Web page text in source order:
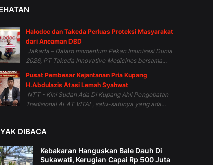
Halodoc dan Takeda Perluas Proteksi Masyarakat
dari Ancaman DBD
Jakarta – Dalam momentum Pekan Imunisasi Dunia
2026, PT Takeda Innovative Medicines bersama...
Pusat Pembesar Kejantanan Pria Kupang
H.Abdulazis Atasi Lemah Syahwat
NTT - Kini Sudah Ada Di Kupang Ahli Pengobatan
Tradisional ALAT VITAL, satu-satunya yang ada...
DIBACA
Kebakaran Hanguskan Bale Dauh Di
Sukawati, Kerugian Capai Rp 500 Juta